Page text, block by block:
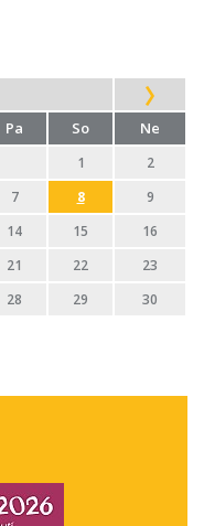
Pa So Ne
1
2
7 8
9
14 15
16
21 22
23
28 29
30